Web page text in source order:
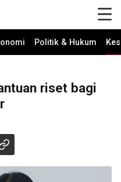
Politik & Hukum
riset bagi